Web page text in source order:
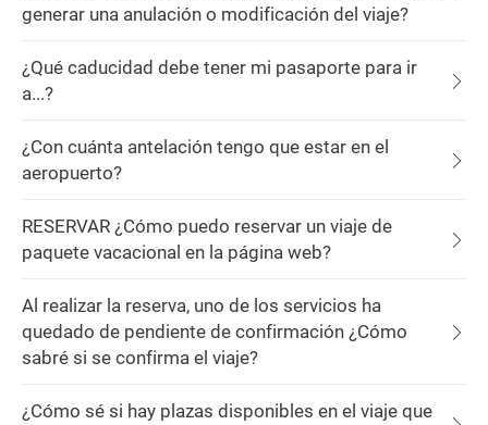
generar una anulación o modificación del viaje?
¿Qué caducidad debe tener mi pasaporte para ir
a...?
¿Con cuánta antelación tengo que estar en el
aeropuerto?
RESERVAR ¿Cómo puedo reservar un viaje de
paquete vacacional en la página web?
Al realizar la reserva, uno de los servicios ha
quedado de pendiente de confirmación ¿Cómo
sabré si se confirma el viaje?
¿Cómo sé si hay plazas disponibles en el viaje que